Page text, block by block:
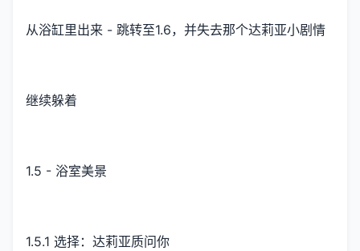
从浴缸里出来 - 跳转至1.6，并失去那个达莉亚小剧情
继续躲着
1.5 - 浴室美景
1.5.1 选择：达莉亚质问你